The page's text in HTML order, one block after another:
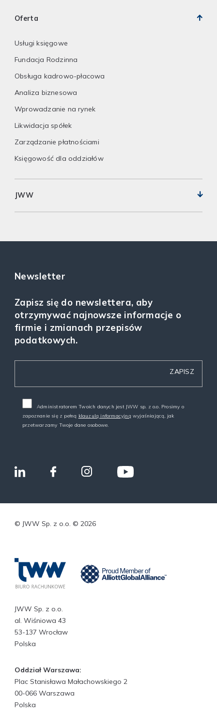
Oferta
Usługi księgowe
Fundacja Rodzinna
Obsługa kadrowo-płacowa
Analiza biznesowa
Wprowadzanie na rynek
Likwidacja spółek
Zarządzanie płatnościami
Księgowość dla oddziałów
JWW
Newsletter
Zapisz się do newslettera, aby
otrzymywać najnowsze informacje o
firmie i zmianach przepisów
podatkowych.
Administratorem Twoich danych jest JWW sp. z o.o. Prosimy o
zapoznanie się z pełną klauzulą informacyjną wyjaśniającą, jak
przetwarzamy Twoje dane osobowe.
© JWW Sp. z o.o. © 2026
JWW Sp. z o.o.
al. Wiśniowa 43
53-137 Wrocław
Polska
Oddział Warszawa:
Plac Stanisława Małachowskiego 2
00-066 Warszawa
Polska